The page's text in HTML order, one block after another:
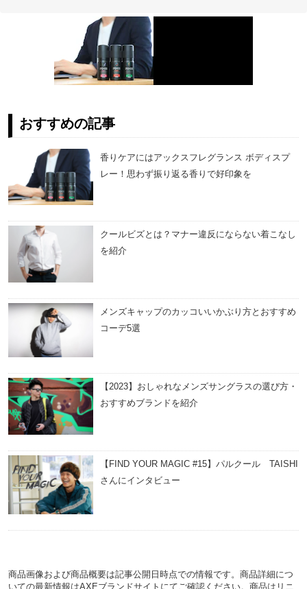
おすすめの記事
香りケアにはアックスフレグランス ボディスプ
レー！思わず振り返る香りで好印象を
クールビズとは？マナー違反にならない着こなし
を紹介
メンズキャップのカッコいいかぶり方とおすすめ
コーデ5選
【2023】おしゃれなメンズサングラスの選び方・
おすすめブランドを紹介
【FIND YOUR MAGIC #15】パルクール TAISHI
さんにインタビュー
商品画像および商品概要は記事公開日時点での情報です。商品詳細につ
いての最新情報はAXEブランドサイトにてご確認ください。商品はリニ